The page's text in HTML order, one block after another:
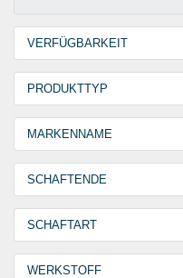
VERFÜGBARKEIT
30 Tage
PRODUKTTYP
MARKENNAME
GO-SPLIT
SCHAFTENDE
SCHAFTART
WERKSTOFF